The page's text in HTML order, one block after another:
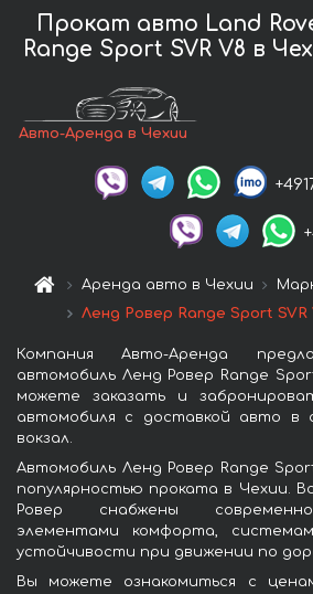
Прокат авто Land
Range Sport SVR V8 в
Авто-Аренда в Чехии
Аренда авто в Чехии
Ленд Ровер Range Sport SVR
Компания Авто-Аренда
автомобиль Ленд Ровер Range
можете заказать и
автомобиля с доставкой авто в
вокзал.
Автомобиль Ленд Ровер Range
популярностью проката в Чехии.
Ровер снабжены
элементами комфорта,
устойчивости при движении по
Вы можете ознакомиться с